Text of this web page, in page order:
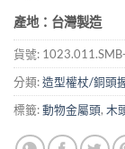
產地：台灣製造
貨號:
分類:造型權杖/銅頭
標籤:動物金屬頭, 木